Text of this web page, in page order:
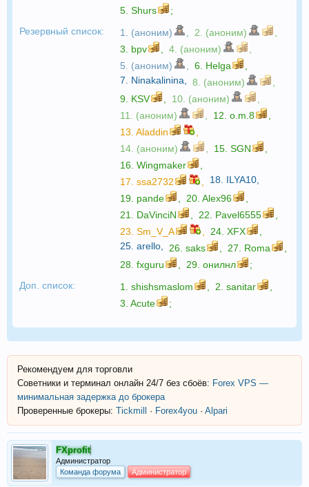
5. Shurs
;
Резервный список:
1. (аноним) 2. (аноним)
3. bpv 4. (аноним)
5. (аноним)
6. Helga
7. Ninakalinina 8. (аноним)
9. KSV 10. (аноним)
11. (аноним)
12. o.m.8
13. Aladdin
14. (аноним)
15. SGN
16. Wingmaker
17. ssa2732 18. ILYA10
19. pande 20. Alex96
21. DaVinciN 22. Pavel6555
23. Sm_V_A 24. XFX
25. arello 26. saks 27. Roma
28. fxguru 29. онилнл
;
Доп. список:
1. shishsmaslom 2. sanitar
3. Acute ;
Рекомендуем для торговли
Советники и терминал онлайн 24/7 без сбоёв: Forex VPS —
минимальная задержка до брокера
Проверенные брокеры: Tickmill · Forex4you · Alpari
FXprofit
Администратор
Команда форума
Администратор